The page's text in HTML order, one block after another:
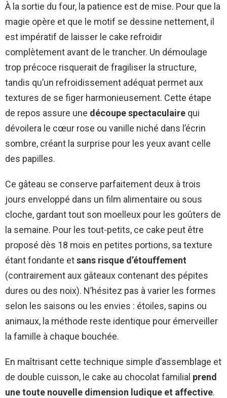
À la sortie du four, la patience est de mise. Pour que la
magie opère et que le motif se dessine nettement, il
est impératif de laisser le cake refroidir
complètement avant de le trancher. Un démoulage
trop précoce risquerait de fragiliser la structure,
tandis qu’un refroidissement adéquat permet aux
textures de se figer harmonieusement. Cette étape
de repos assure une découpe spectaculaire qui
dévoilera le cœur rose ou vanille niché dans l’écrin
sombre, créant la surprise pour les yeux avant celle
des papilles.
Ce gâteau se conserve parfaitement deux à trois
jours enveloppé dans un film alimentaire ou sous
cloche, gardant tout son moelleux pour les goûters de
la semaine. Pour les tout-petits, ce cake peut être
proposé dès 18 mois en petites portions, sa texture
étant fondante etsans risque d’étouffement
(contrairement aux gâteaux contenant des pépites
dures ou des noix). N’hésitez pas à varier les formes
selon les saisons ou les envies : étoiles, sapins ou
animaux, la méthode reste identique pour émerveiller
la famille à chaque bouchée.
En maîtrisant cette technique simple d’assemblage et
de double cuisson, le cake au chocolat familial prend
une toute nouvelle dimension ludique et affective.